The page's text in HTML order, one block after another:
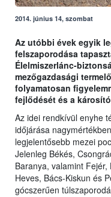
2014. június 14, szombat
Az utóbbi évek egyik
felszaporodása
Élelmiszerlánc-
mezőgazdasági
folyamatosan
fejlődését és a
Az idei rendkívül enyhe
időjárása
legjelentősebb mezei
Jelenleg Békés,
Baranya, valamint
Heves, Bács-Kiskun és
gócszerűen